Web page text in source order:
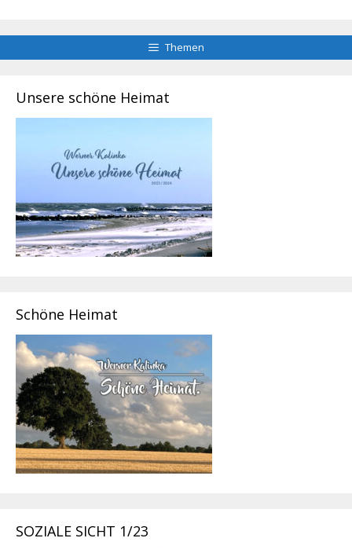
Themen
Unsere schöne Heimat
Schöne Heimat
SOZIALE SICHT 1/23